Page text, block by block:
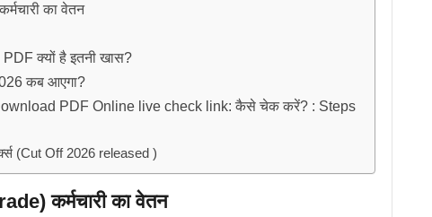
का वेतन
क्यों है इतनी खास?
कब आएगा?
PDF Online live check link: कैसे चेक करें? : Steps
(Cut Off 2026 released )
कर्मचारी का वेतन